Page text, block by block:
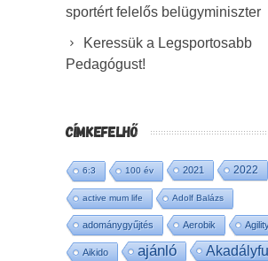
sportért felelős belügyminiszter
Keressük a Legsportosabb
Pedagógust!
CÍMKEFELHŐ
6:3 100 év 2021 2022
active mum life Adolf Balázs
adománygyűjtés Aerobik
Aikido ajánló